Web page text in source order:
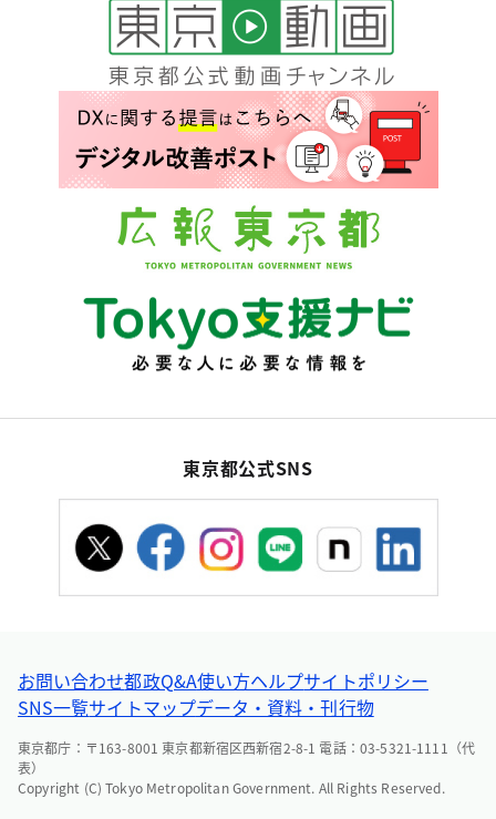
東京都公式SNS
お問い合わせ都政Q&A使い方ヘルプサイトポリシー
SNS一覧サイトマップデータ・資料・刊行物
東京都庁：〒163-8001 東京都新宿区西新宿2-8-1 電話：03-5321-1111（代
表）
Copyright (C) Tokyo Metropolitan Government. All Rights Reserved.